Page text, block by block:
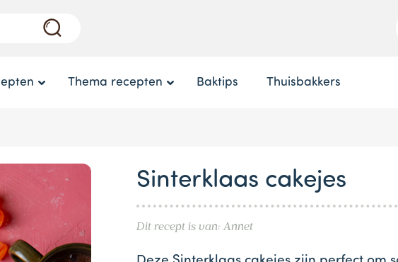
Thema recepten Baktips Thuisbakkers
Sinterklaas cakejes
Dit recept is van: Annet